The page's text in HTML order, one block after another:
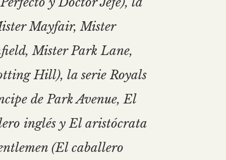
Mayfair, Mister
Mister Park Lane,
Hill), la serie Royals
de Park Avenue, El
inglés y El aristócrata
(El caballero